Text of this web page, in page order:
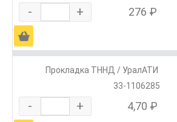
- + 276 ₽
Ä
Прокладка ТННД / УралАТИ
33-1106285
- + 4,70 ₽